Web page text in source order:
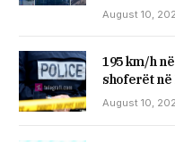
August 10,
195 km/h
shoferët në
August 10,